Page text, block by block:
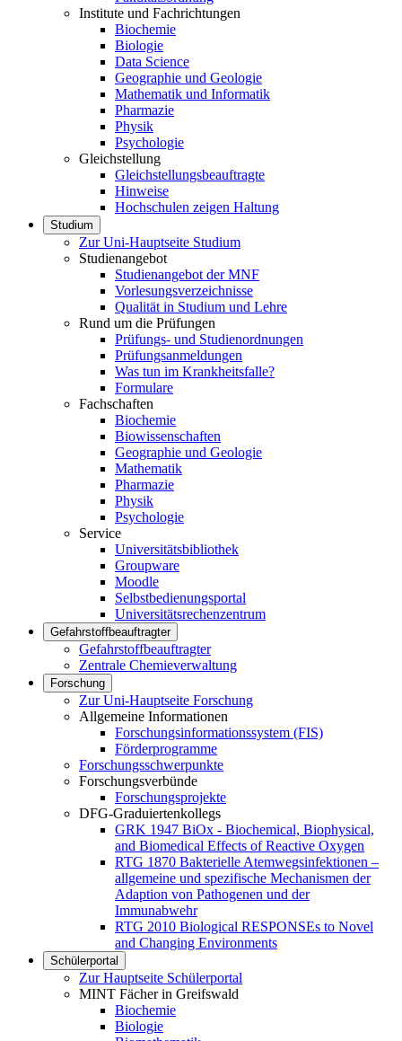
Institute und Fachrichtungen
Biochemie
Biologie
Data Science
Geographie und Geologie
Mathematik und Informatik
Pharmazie
Physik
Psychologie
Gleichstellung
Gleichstellungsbeauftragte
Hinweise
Hochschulen zeigen Haltung
Studium
Zur Uni-Hauptseite Studium
Studienangebot
Studienangebot der MNF
Vorlesungsverzeichnisse
Qualität in Studium und Lehre
Rund um die Prüfungen
Prüfungs- und Studienordnungen
Prüfungsanmeldungen
Was tun im Krankheitsfalle?
Formulare
Fachschaften
Biochemie
Biowissenschaften
Geographie und Geologie
Mathematik
Pharmazie
Physik
Psychologie
Service
Universitätsbibliothek
Groupware
Moodle
Selbstbedienungsportal
Universitätsrechenzentrum
Gefahrstoffbeauftragter
Gefahrstoffbeauftragter
Zentrale Chemieverwaltung
Forschung
Zur Uni-Hauptseite Forschung
Allgemeine Informationen
Forschungsinformationssystem (FIS)
Förderprogramme
Forschungsschwerpunkte
Forschungsverbünde
Forschungsprojekte
DFG-Graduiertenkollegs
GRK 1947 BiOx - Biochemical, Biophysical,
and Biomedical Effects of Reactive Oxygen
RTG 1870 Bakterielle Atemwegsinfektionen –
allgemeine und spezifische Mechanismen der
Adaption von Pathogenen und der
Immunabwehr
RTG 2010 Biological RESPONSEs to Novel
and Changing Environments
Schülerportal
Zur Hauptseite Schülerportal
MINT Fächer in Greifswald
Biochemie
Biologie